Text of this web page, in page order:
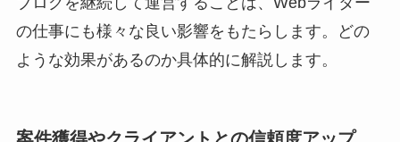
の仕事にも様々な良い影響をもたらします。どの
ような効果があるのか具体的に解説します。